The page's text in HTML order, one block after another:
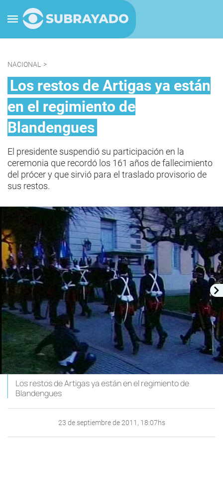
NACIONAL >
Los restos de Artigas ya están
en el regimiento de
Blandengues
El presidente suspendió su participación en la
ceremonia que recordó los 161 años de fallecimiento
del prócer y que sirvió para el traslado provisorio de
sus restos.
Los restos de Artigas ya están en el regimiento de
Blandengues
23 de septiembre de 2011, 18:07hs